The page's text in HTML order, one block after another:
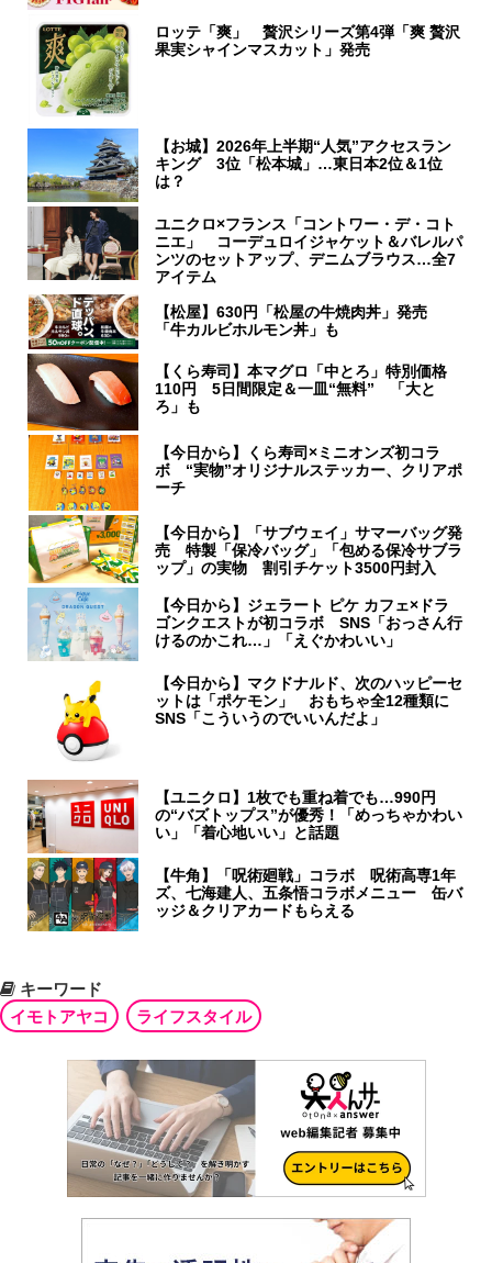
ロッテ「爽」 贅沢シリーズ第4弾「爽 贅沢
果実シャインマスカット」発売
【お城】2026年上半期“人気”アクセスラン
キング 3位「松本城」…東日本2位＆1位
は？
ユニクロ×フランス「コントワー・デ・コト
ニエ」 コーデュロイジャケット＆バレルパ
ンツのセットアップ、デニムブラウス…全7
アイテム
【松屋】630円「松屋の牛焼肉丼」発売
「牛カルビホルモン丼」も
【くら寿司】本マグロ「中とろ」特別価格
110円 5日間限定＆一皿“無料” 「大と
ろ」も
【今日から】くら寿司×ミニオンズ初コラ
ボ “実物”オリジナルステッカー、クリアポ
ーチ
【今日から】「サブウェイ」サマーバッグ発
売 特製「保冷バッグ」「包める保冷サブラ
ップ」の実物 割引チケット3500円封入
【今日から】ジェラート ピケ カフェ×ドラ
ゴンクエストが初コラボ SNS「おっさん行
けるのかこれ…」「えぐかわいい」
【今日から】マクドナルド、次のハッピーセ
ットは「ポケモン」 おもちゃ全12種類に
SNS「こういうのでいいんだよ」
【ユニクロ】1枚でも重ね着でも…990円
の“バズトップス”が優秀！「めっちゃかわい
い」「着心地いい」と話題
【牛角】「呪術廻戦」コラボ 呪術高専1年
ズ、七海建人、五条悟コラボメニュー 缶バ
ッジ＆クリアカードもらえる
キーワード
イモトアヤコ
ライフスタイル